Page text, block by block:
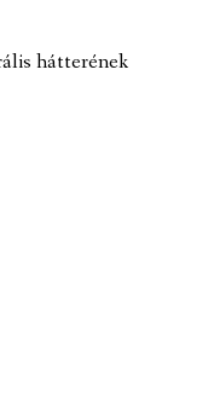
hátterének